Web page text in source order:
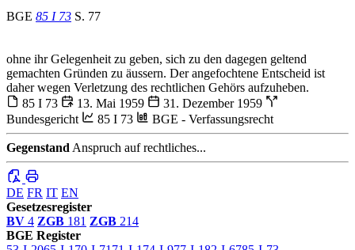
BGE 85 I 73 S. 77
ohne ihr Gelegenheit zu geben, sich zu den dagegen geltend
gemachten Gründen zu äussern. Der angefochtene Entscheid ist
daher wegen Verletzung des rechtlichen Gehörs aufzuheben.
85 I 73
13. Mai 1959
31. Dezember 1959
Bundesgericht
85 I 73 BGE - Verfassungsrecht
Gegenstand Anspruch auf rechtliches...
DE FR IT EN
Gesetzesregister
BV 4 ZGB 181 ZGB 214
BGE Register